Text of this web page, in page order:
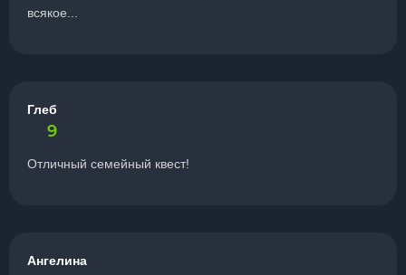
всякое...
Глеб
9
Отличный семейный квест!
Ангелина